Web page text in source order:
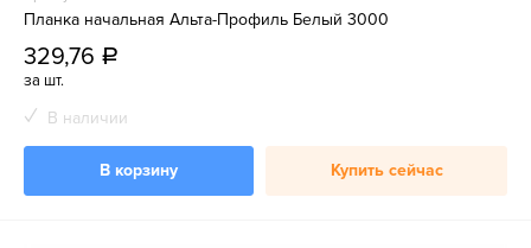
Планка начальная Альта-Профиль Белый 3000
329,76 a
за шт.
В наличии
В корзину Купить сейчас